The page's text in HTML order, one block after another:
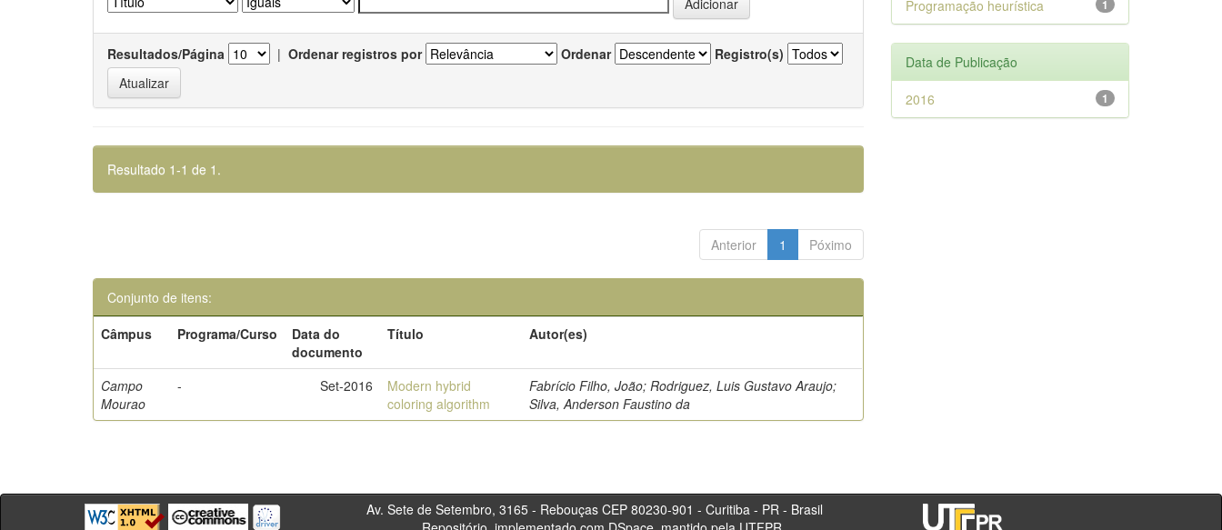
Resultados/Página | Ordenar registros por Ordenar Registro(s)
Resultado 1-1 de 1.
Anterior 1 Póximo
Conjunto de itens:
Câmpus
Programa/Curso
Data do
documento
Título Autor(es)
Campo
Mourao
- Set-2016
Modern hybrid
coloring algorithm
Fabrício Filho, João; Rodriguez, Luis Gustavo Araujo;
Silva, Anderson Faustino da
1
Programação heurística
Data de Publicação
1
2016
Av. Sete de Setembro, 3165 - Rebouças CEP 80230-901 - Curitiba - PR - Brasil